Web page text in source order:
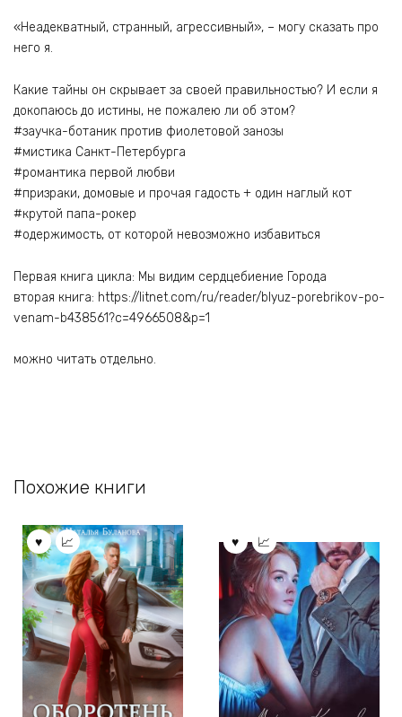
«Неадекватный, странный, агрессивный», – могу сказать про
него я.
Какие тайны он скрывает за своей правильностью? И если я
докопаюсь до истины, не пожалею ли об этом?
#заучка-ботаник против фиолетовой занозы
#мистика Санкт-Петербурга
#романтика первой любви
#призраки, домовые и прочая гадость + один наглый кот
#крутой папа-рокер
#одержимость, от которой невозможно избавиться
Первая книга цикла: Мы видим сердцебиение Города
вторая книга: https://litnet.com/ru/reader/blyuz-porebrikov-po-
venam-b438561?c=4966508&p=1
можно читать отдельно.
Похожие книги